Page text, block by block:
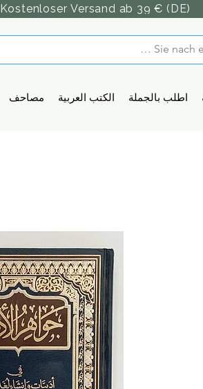
Kostenloser Versand ab 39 € (DE)
مصاحف الكتب العربية اطلب بالجملة